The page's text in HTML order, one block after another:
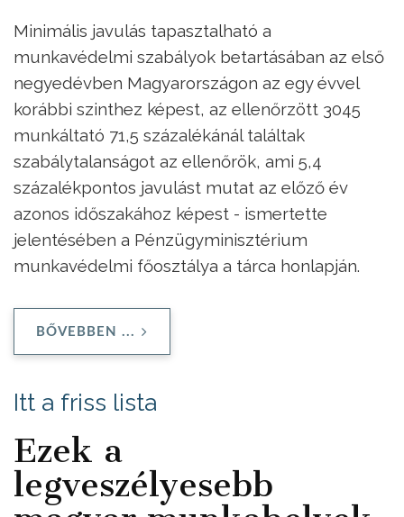
Minimális javulás tapasztalható a
munkavédelmi szabályok betartásában az első
negyedévben Magyarországon az egy évvel
korábbi szinthez képest, az ellenőrzött 3045
munkáltató 71,5 százalékánál találtak
szabálytalanságot az ellenőrök, ami 5,4
százalékpontos javulást mutat az előző év
azonos időszakához képest - ismertette
jelentésében a Pénzügyminisztérium
munkavédelmi főosztálya a tárca honlapján.
BŐVEBBEN ...
Itt a friss lista
Ezek a
legveszélyesebb